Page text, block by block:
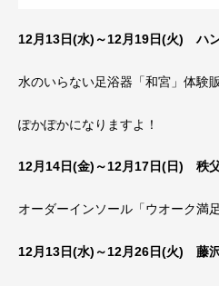
12月13日(水)～12月19日(火) ハ
水のいらない足浴器「和宮」体験
ぽかぽかになりますよ！
12月14日(金)～12月17日(日) 秩
オーダーインソール「ウオーク満
12月13日(水)～12月26日(火) 藤